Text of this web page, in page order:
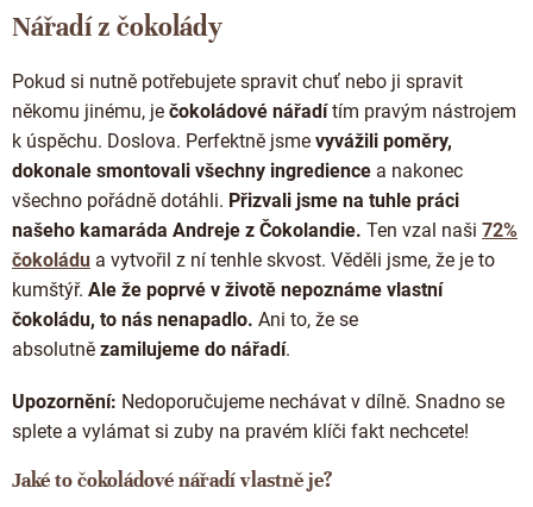
Exkluzivní (limitované) spolupráce
Čokoládové nářadí
Snídaňové kaše
Káva - Coffeespot
Ořechy a ovoce
Doplňkový prodej
Kokosový cukr
Čokoláda k dalšímu zpracování
Nářadí z čokolády
Pokud si nutně potřebujete spravit chuť nebo ji spravit
někomu jinému, je čokoládové nářadítím pravým nástrojem
k úspěchu. Doslova. Perfektně jsme vyvážili poměry,
dokonale smontovali všechny ingredience a nakonec
všechno pořádně dotáhli. Přizvali jsme na tuhle práci
našeho kamaráda Andreje z Čokolandie. Ten vzal naši 72%
čokoládu a vytvořil z ní tenhle skvost. Věděli jsme, že je to
kumštýř. Ale že poprvé v životě nepoznáme vlastní
čokoládu, to nás nenapadlo. Ani to, že se
absolutně zamilujeme do nářadí.
Upozornění: Nedoporučujeme nechávat v dílně. Snadno se
splete a vylámat si zuby na pravém klíči fakt nechcete!
Jaké to čokoládové nářadí vlastně je?